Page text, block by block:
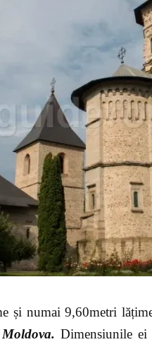
și numai 9,60metri
Dimensiunile ei